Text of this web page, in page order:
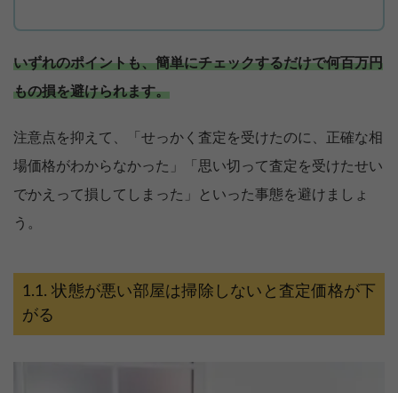
いずれのポイントも、簡単にチェックするだけで何百万円
もの損を避けられます。
注意点を抑えて、「せっかく査定を受けたのに、正確な相
場価格がわからなかった」「思い切って査定を受けたせい
でかえって損してしまった」といった事態を避けましょ
う。
状態が悪い部屋は掃除しないと査定価格が下
がる